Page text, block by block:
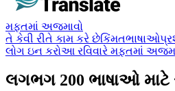
મફતમાં અજમાવો
તે કેવી રીતે કામ કરે છેકિંમતભાષાઓ
લોગ ઇન કરોઆ રવિવારે મફતમાં
લગભગ 200 ભાષાઓ માટે